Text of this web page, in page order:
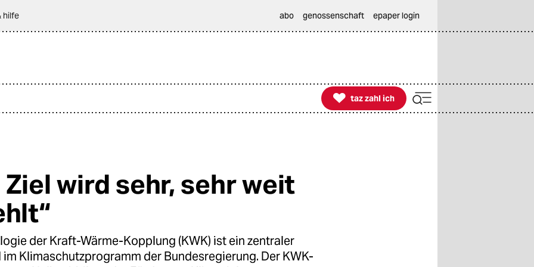
hilfe abo genossenschaft epaper login

taz zahl ich
taz zahl ich
Ziel wird sehr, sehr weit
der Kraft-Wärme-Kopplung (KWK) ist ein zentraler
Klimaschutzprogramm der Bundesregierung. Der KWK-